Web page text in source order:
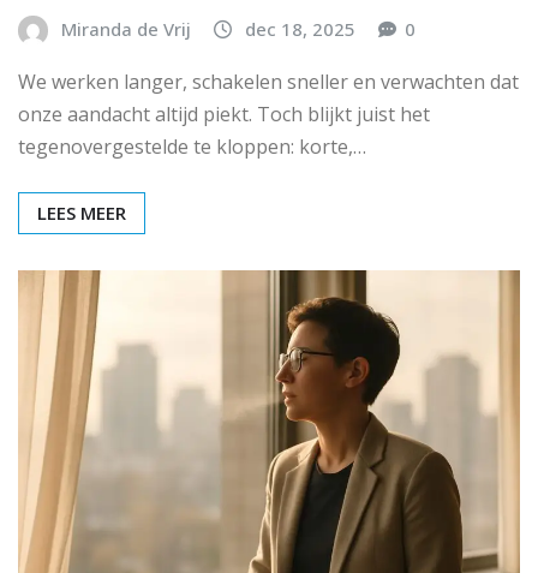
Miranda de Vrij dec 18, 2025 0
We werken langer, schakelen sneller en verwachten dat
onze aandacht altijd piekt. Toch blijkt juist het
tegenovergestelde te kloppen: korte,…
LEES MEER